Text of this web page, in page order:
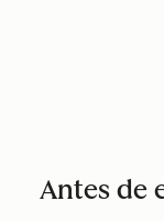
Antes de